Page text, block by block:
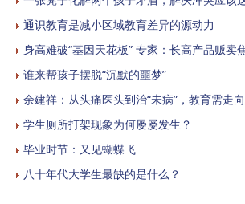
通识教育是减小区域教育差异的源动力
身高难破“基因天花板” 专家：长高产品贩卖
谁来帮孩子摆脱“沉默的噩梦”
余建祥：从头痛医头到治“未病”，教育需走
学生厕所打架现象为何屡屡发生？
毕业时节：又见蝴蝶飞
八十年代大学生最缺的是什么？